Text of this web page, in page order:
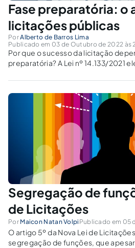
Fase preparatória: o
licitações públicas
PorAlberto de Barros Lima
Publicado em 03 de Outubro de 2022 às
Por que o sucesso da licitação
preparatória? A Lei nº 14.133/2021
contratações públicas.
Segregação de
de Licitações
Por Maicon Natan Volpi Publicado em 05
O artigo 5º da Nova Lei de
segregação de funções, que